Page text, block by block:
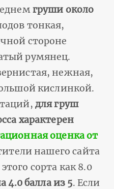
груши около
тонкая,
стороне
румянец.
нежная,
кислинкой.
для груш
характерен
оценка от
нашего сайта
сорта как 8.0
4.0 балла из 5. Если